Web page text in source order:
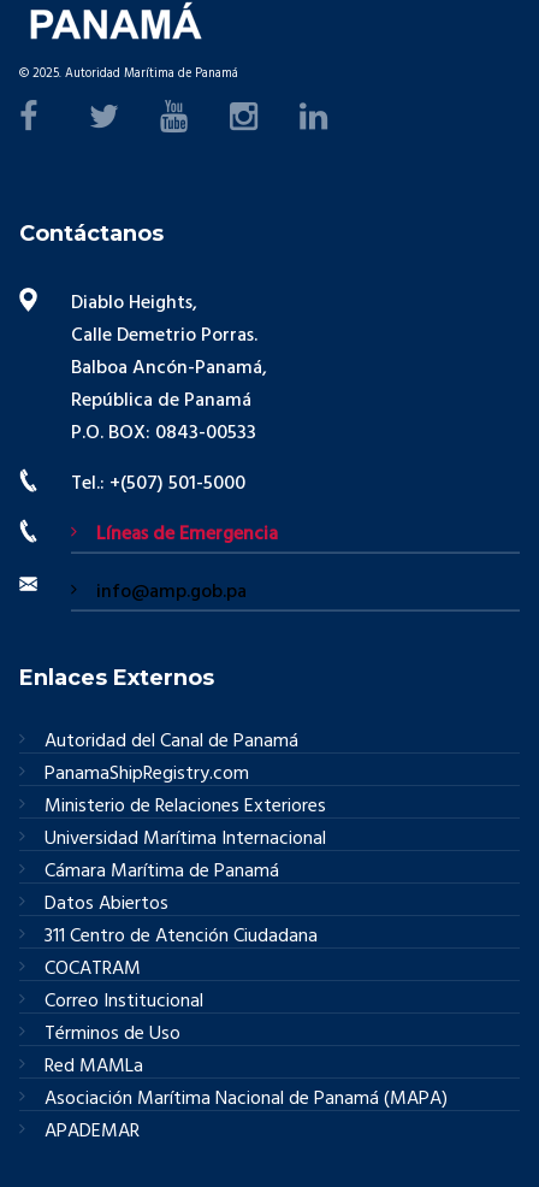
© 2025. Autoridad Marítima de Panamá
Contáctanos
Diablo Heights,
Calle Demetrio Porras.
Balboa Ancón-Panamá,
República de Panamá
P.O. BOX: 0843-00533
Tel.: +(507) 501-5000
Líneas de Emergencia
info@amp.gob.pa
Enlaces Externos
Autoridad del Canal de Panamá
PanamaShipRegistry.com
Ministerio de Relaciones Exteriores
Universidad Marítima Internacional
Cámara Marítima de Panamá
Datos Abiertos
311 Centro de Atención Ciudadana
COCATRAM
Correo Institucional
Términos de Uso
Red MAMLa
Asociación Marítima Nacional de Panamá (MAPA)
APADEMAR